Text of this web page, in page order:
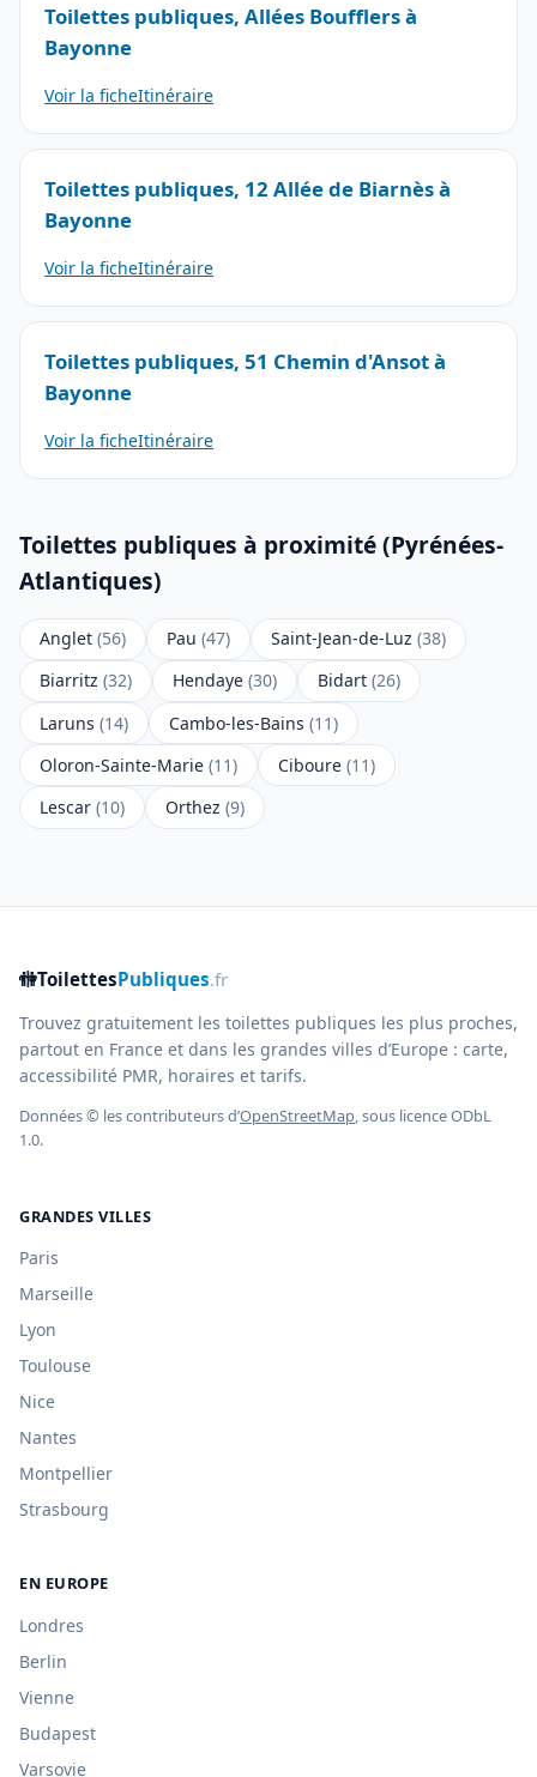
Toilettes publiques, Allées Boufflers à
Bayonne
Voir la ficheItinéraire
Toilettes publiques, 12 Allée de Biarnès à
Bayonne
Voir la ficheItinéraire
Toilettes publiques, 51 Chemin d'Ansot à
Bayonne
Voir la ficheItinéraire
Toilettes publiques à proximité (Pyrénées-
Atlantiques)
Anglet (56) Pau (47) Saint-Jean-de-Luz (38)
Biarritz (32) Hendaye (30) Bidart (26)
Laruns (14) Cambo-les-Bains (11)
Oloron-Sainte-Marie (11) Ciboure (11)
Lescar (10) Orthez (9)
🚻ToilettesPubliques.fr
Trouvez gratuitement les toilettes publiques les plus proches,
partout en France et dans les grandes villes d’Europe : carte,
accessibilité PMR, horaires et tarifs.
Données © les contributeurs d’OpenStreetMap, sous licence ODbL
1.0.
GRANDES VILLES
Paris
Marseille
Lyon
Toulouse
Nice
Nantes
Montpellier
Strasbourg
EN EUROPE
Londres
Berlin
Vienne
Budapest
Varsovie